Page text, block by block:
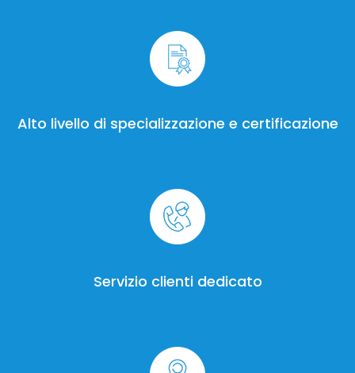
Alto livello di specializzazione e certificazione
Servizio clienti dedicato